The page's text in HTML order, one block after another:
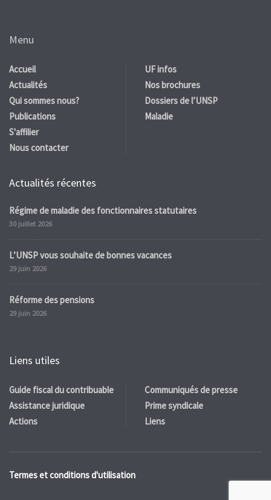
Menu
Accueil
Actualités
Qui sommes nous?
Publications
S'affilier
Nous contacter
UF infos
Nos brochures
Dossiers de l’UNSP
Maladie
Actualités récentes
Régime de maladie des fonctionnaires statutaires
30 juillet 2026
L’UNSP vous souhaite de bonnes vacances
29 juin 2026
Réforme des pensions
29 juin 2026
Liens utiles
Guide fiscal du contribuable
Assistance juridique
Actions
Communiqués de presse
Prime syndicale
Liens
Termes et conditions d'utilisation